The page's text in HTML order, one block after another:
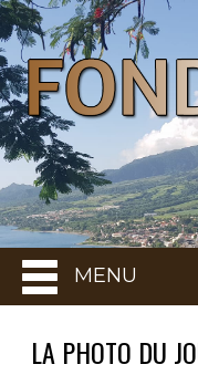
MENU
LA PHOTO DU